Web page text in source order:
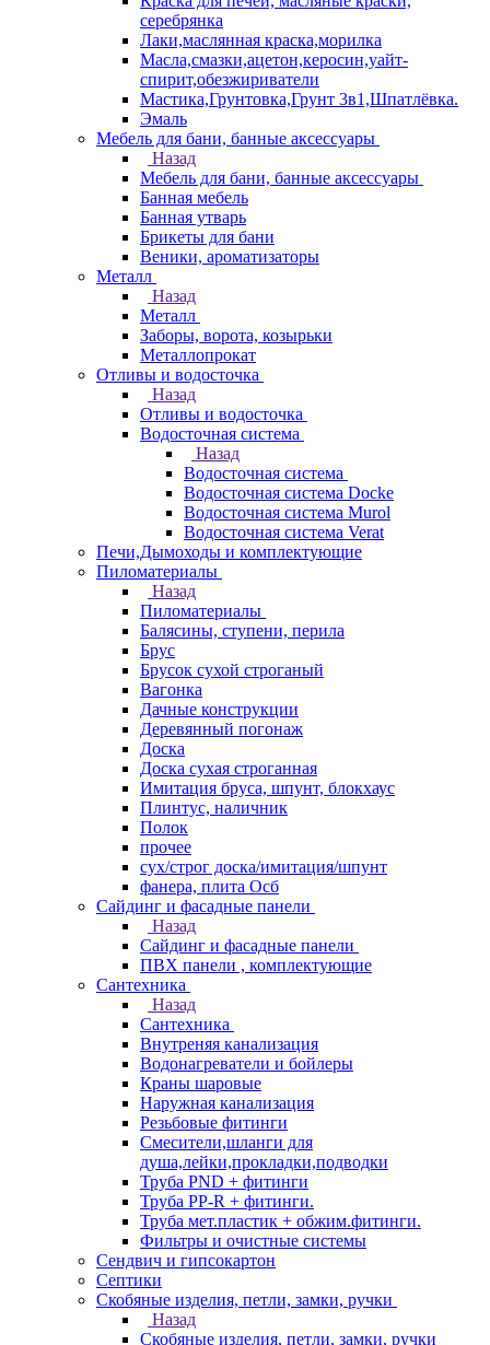
серебрянка
Лаки,маслянная краска,морилка
Масла,смазки,ацетон,керосин,уайт-
спирит,обезжириватели
Мастика,Грунтовка,Грунт 3в1,Шпатлёвка.
Эмаль
Мебель для бани, банные аксессуары
Назад
Мебель для бани, банные аксессуары
Банная мебель
Банная утварь
Брикеты для бани
Веники, ароматизаторы
Металл
Назад
Металл
Заборы, ворота, козырьки
Металлопрокат
Отливы и водосточка
Назад
Отливы и водосточка
Водосточная система
Назад
Водосточная система
Водосточная система Docke
Водосточная система Murol
Водосточная система Verat
Печи,Дымоходы и комплектующие
Пиломатериалы
Назад
Пиломатериалы
Балясины, ступени, перила
Брус
Брусок сухой строганый
Вагонка
Дачные конструкции
Деревянный погонаж
Доска
Доска сухая строганная
Имитация бруса, шпунт, блокхаус
Плинтус, наличник
Полок
прочее
сух/строг доска/имитация/шпунт
фанера, плита Осб
Сайдинг и фасадные панели
Назад
Сайдинг и фасадные панели
ПВХ панели , комплектующие
Сантехника
Назад
Сантехника
Внутреняя канализация
Водонагреватели и бойлеры
Краны шаровые
Наружная канализация
Резьбовые фитинги
Смесители,шланги для
душа,лейки,прокладки,подводки
Труба PND + фитинги
Труба PP-R + фитинги.
Труба мет.пластик + обжим.фитинги.
Фильтры и очистные системы
Сендвич и гипсокартон
Септики
Скобяные изделия, петли, замки, ручки
Назад
Скобяные изделия, петли, замки, ручки